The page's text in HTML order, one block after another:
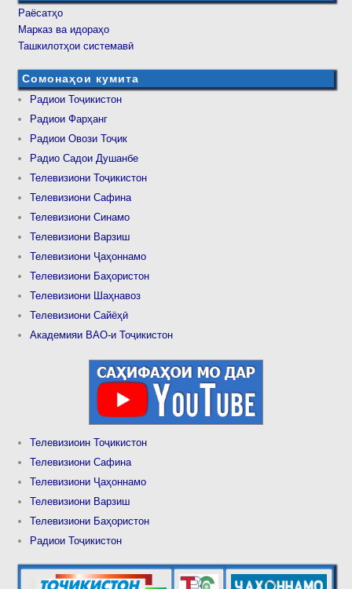
Раёсатҳо
Марказ ва идораҳо
Ташкилотҳои системавӣ
Сомонаҳои кумита
Радиои Тоҷикистон
Радиои Фарҳанг
Радиои Овози Тоҷик
Радио Садои Душанбе
Телевизиони Тоҷикистон
Телевизиони Сафина
Телевизиони Синамо
Телевизиони Варзиш
Телевизиони Ҷаҳоннамо
Телевизиони Баҳористон
Телевизиони Шаҳнавоз
Телевизиони Сайёҳӣ
Академияи ВАО-и Тоҷикистон
Телевизиоин Тоҷикистон
Телевизиони Сафина
Телевизиони Ҷаҳоннамо
Телевизиони Варзиш
Телевизиони Баҳористон
Радиои Тоҷикистон